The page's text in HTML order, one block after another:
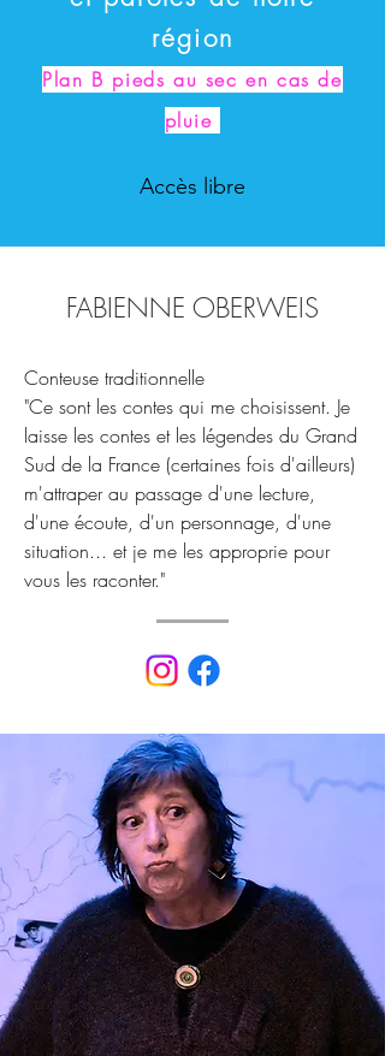
région
Plan B pieds au sec en cas de
pluie
Accès libre
FABIENNE OBERWEIS
Conteuse traditionnelle
"Ce sont les contes qui me choisissent. Je
laisse les contes et les légendes du Grand
Sud de la France (certaines fois d'ailleurs)
m'attraper au passage d'une lecture,
d'une écoute, d'un personnage, d'une
situation... et je me les approprie pour
vous les raconter."